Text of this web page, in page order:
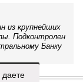
из крупнейших
Подконтролен
Банку